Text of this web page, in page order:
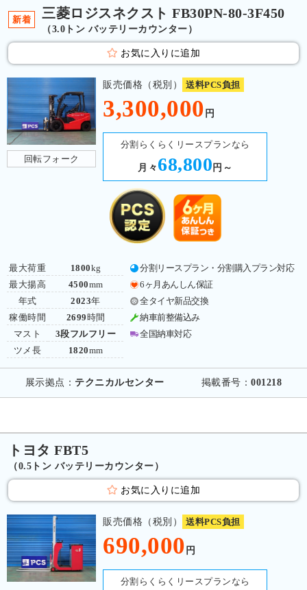
新着 三菱ロジスネクスト FB30PN-80-3F450
（3.0トン バッテリーカウンター）
お気に入りに追加
回転フォーク
販売価格（税別） 送料PCS負担
3,300,000 円
分割らくらくリースプランなら
月々 68,800 円～
最大荷重
最大揚高
年式
稼働時間
マスト
ツメ長
1800kg
4500mm
2023年
2699 時間
3段フルフリー
1820mm
分割リースプラン・分割購入プラン対応
6ヶ月あんしん保証
全タイヤ新品交換
納車前整備込み
全国納車対応
展示拠点： テクニカルセンター 掲載番号：001218
トヨタ FBT5
（0.5トン バッテリーカウンター）
お気に入りに追加
販売価格（税別） 送料PCS負担
690,000 円
分割らくらくリースプランなら